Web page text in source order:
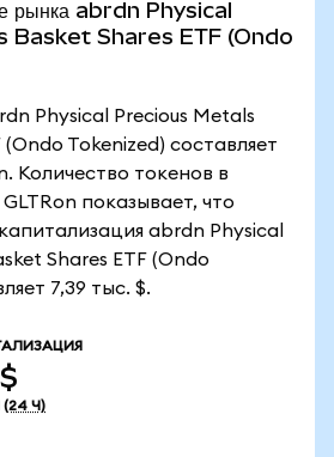
рынка abrdn Physical
Basket Shares ETF (Ondo
Physical Precious Metals
(Ondo Tokenized) составляет
Количество токенов в
показывает, что
abrdn Physical
Shares ETF (Ondo
7,39 тыс. $.
(24 Ч)